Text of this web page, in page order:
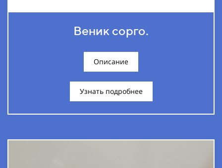
Веник сорго.
Описание
Узнать подробнее